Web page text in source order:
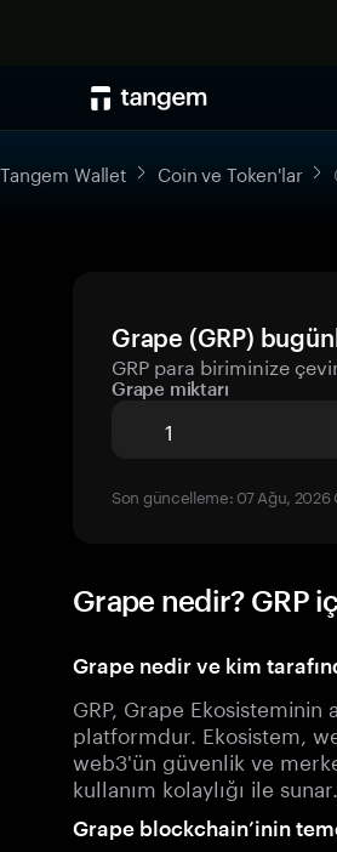
Tangem Wallet Coin ve Token'lar
Grape (GRP)
GRP para biriminize
Grape miktarı
Son güncelleme: 07 Ağu, 2026
Grape nedir? GRP
Grape nedir ve kim
GRP, Grape
platformdur. Ekosistem,
web3'ün güvenlik ve
kullanım kolaylığı ile sunar.
Grape blockchain’inin